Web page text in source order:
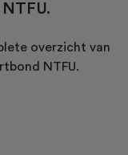
overzicht van
NTFU.